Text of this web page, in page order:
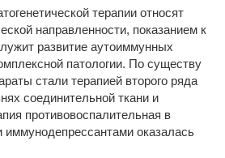
терапии относят
направленности, показанием к
развитие аутоиммунных
патологии. По существу
стали терапией второго ряда
соединительной ткани и
противовоспалительная в
оказалась